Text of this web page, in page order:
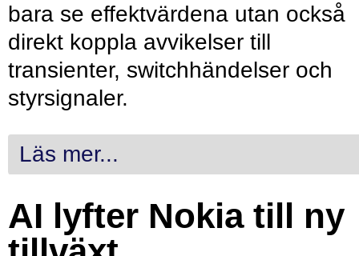
bara se effektvärdena utan också
direkt koppla avvikelser till
transienter, switchhändelser och
styrsignaler.
Läs mer...
AI lyfter Nokia till ny